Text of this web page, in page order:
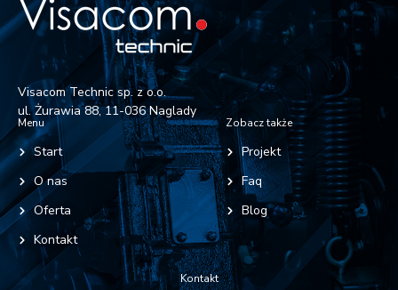
Visacom Technic sp. z o.o.
ul. Żurawia 88, 11-036 Naglady
Menu
Start
O nas
Oferta
Kontakt
Zobacz także
Projekt
Faq
Blog
Kontakt